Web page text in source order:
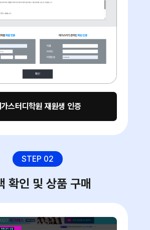
가스터디학원 재원생 인증
STEP 02
확인 및 상품 구매